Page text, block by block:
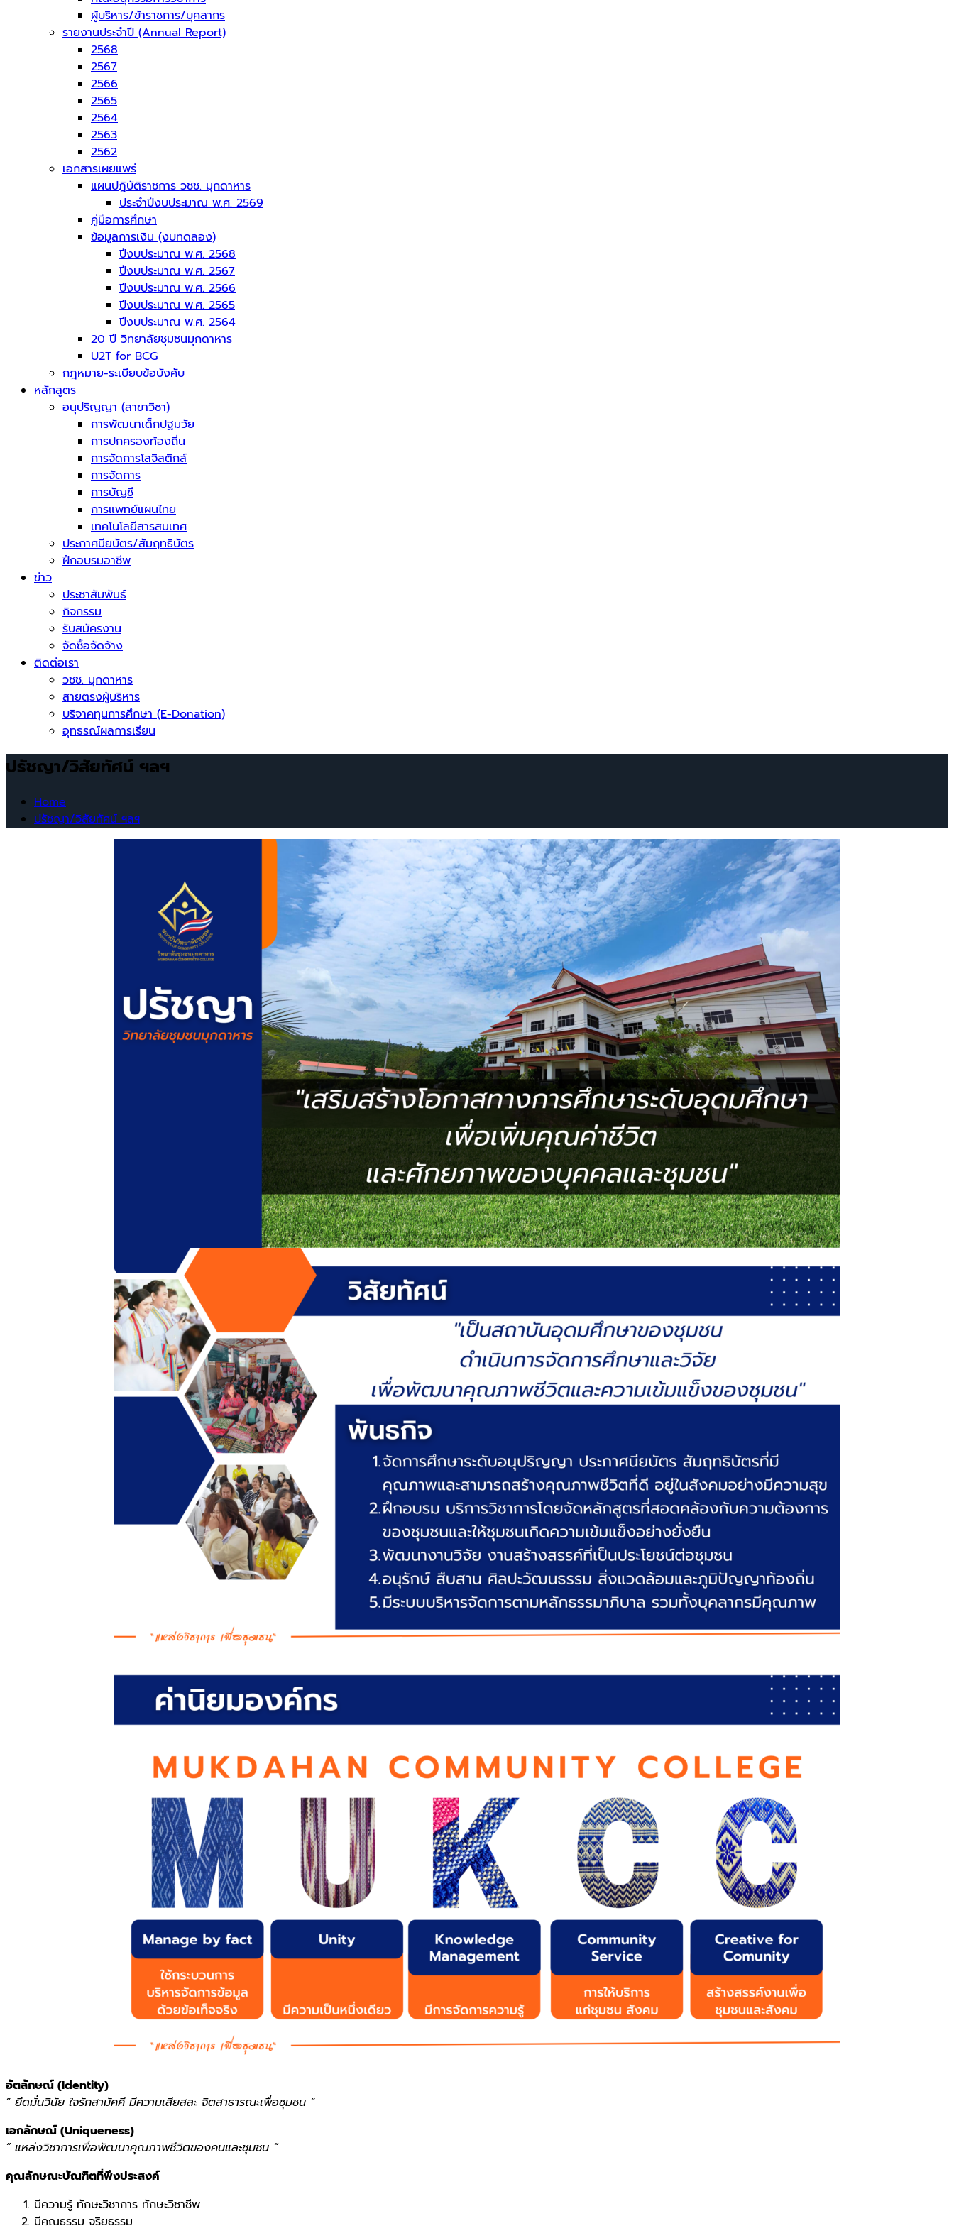
ผู้บริหาร/ข้าราชการ/บุคลากร
รายงานประจำปี (Annual Report)
2568
2567
2566
2565
2564
2563
2562
เอกสารเผยแพร่
แผนปฎิบัติราชการ วชช. มุกดาหาร
ประจำปีงบประมาณ พ.ศ. 2569
คู่มือการศึกษา
ข้อมูลการเงิน (งบทดลอง)
ปีงบประมาณ พ.ศ. 2568
ปีงบประมาณ พ.ศ. 2567
ปีงบประมาณ พ.ศ. 2566
ปีงบประมาณ พ.ศ. 2565
ปีงบประมาณ พ.ศ. 2564
20 ปี วิทยาลัยชุมชนมุกดาหาร
U2T for BCG
กฎหมาย-ระเบียบข้อบังคับ
หลักสูตร
อนุปริญญา (สาขาวิชา)
การพัฒนาเด็กปฐมวัย
การปกครองท้องถิ่น
การจัดการโลจิสติกส์
การจัดการ
การบัญชี
การแพทย์แผนไทย
เทคโนโลยีสารสนเทศ
ประกาศนียบัตร/สัมฤทธิบัตร
ฝึกอบรมอาชีพ
ข่าว
ประชาสัมพันธ์
กิจกรรม
รับสมัครงาน
จัดซื้อจัดจ้าง
ติดต่อเรา
วชช. มุกดาหาร
สายตรงผู้บริหาร
บริจาคทุนการศึกษา (E-Donation)
อุทธรณ์ผลการเรียน
ปรัชญา/วิสัยทัศน์ ฯลฯ
Home
ปรัชญา/วิสัยทัศน์ ฯลฯ
อัตลักษณ์ (Identity)
” ยึดมั่นวินัย ใจรักสามัคคี มีความเสียสละ จิตสาธารณะเพื่อชุมชน “
เอกลักษณ์ (Uniqueness)
” แหล่งวิชาการเพื่อพัฒนาคุณภาพชีวิตของคนและชุมชน “
คุณลักษณะบัณฑิตที่พึงประสงค์
มีความรู้ ทักษะวิชาการ ทักษะวิชาชีพ
มีคุณธรรม จริยธรรม